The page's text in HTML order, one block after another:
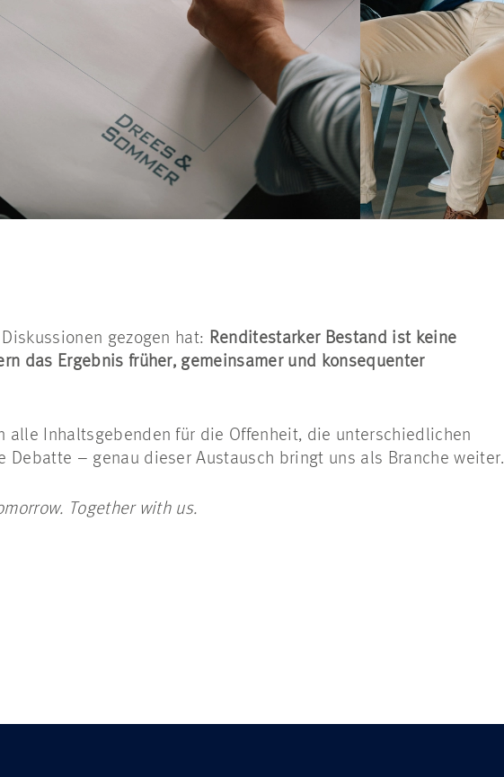
gezogen hat: Renditestarker Bestand ist keine
das Ergebnis früher, gemeinsamer und konsequenter
alle Inhaltsgebenden für die Offenheit, die unterschiedlichen
Debatte – genau dieser Austausch bringt uns als Branche weiter.
Together with us.